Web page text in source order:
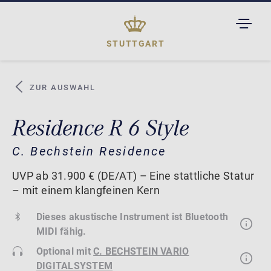
STUTTGART
ZUR AUSWAHL
Residence R 6 Style
C. Bechstein Residence
UVP ab 31.900 € (DE/AT) – Eine stattliche Statur
– mit einem klangfeinen Kern
Dieses akustische Instrument ist Bluetooth
MIDI fähig.
Optional mitC. BECHSTEIN VARIO
DIGITALSYSTEM